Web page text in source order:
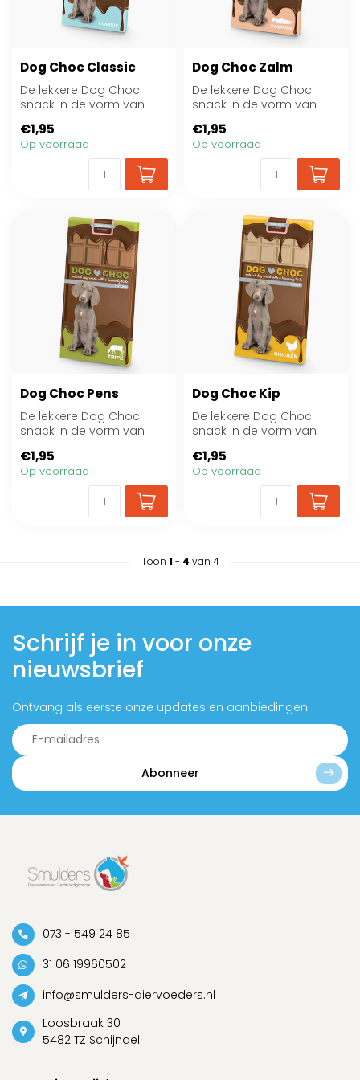
Dog Choc Classic
De lekkere Dog Choc
snack in de vorm van
je probleemloos m...
€1,95
Op voorraad
Dog Choc Zalm
De lekkere Dog Choc
snack in de vorm van
je probleemloos m...
€1,95
Op voorraad
Dog Choc Pens
De lekkere Dog Choc
snack in de vorm van
je probleemloos m...
€1,95
Op voorraad
Dog Choc Kip
De lekkere Dog Choc
snack in de vorm van
je probleemloos m...
€1,95
Op voorraad
Toon 1- 4 van 4
Schrijf je in voor onze
nieuwsbrief
Ontvang als eerste onze updates en aanbiedingen!
Abonneer
073 - 549 24 85
31 06 19960502
info@smulders-diervoeders.nl
Loosbraak 30
5482 TZ Schijndel